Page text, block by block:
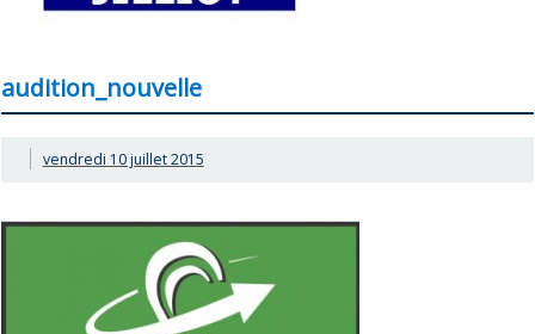
audition_nouvelle
vendredi 10 juillet 2015